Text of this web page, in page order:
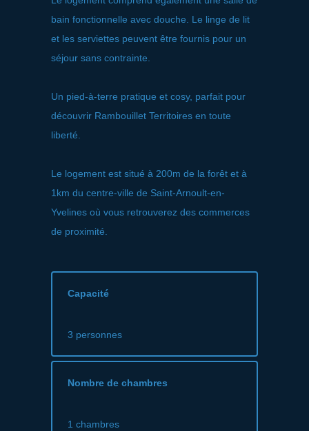
bain fonctionnelle avec douche. Le linge de lit
et les serviettes peuvent être fournis pour un
séjour sans contrainte.
Un pied-à-terre pratique et cosy, parfait pour
découvrir Rambouillet Territoires en toute
liberté.
Le logement est situé à 200m de la forêt et à
1km du centre-ville de Saint-Arnoult-en-
Yvelines où vous retrouverez des commerces
de proximité.
Capacité
3 personnes
Nombre de chambres
1 chambres